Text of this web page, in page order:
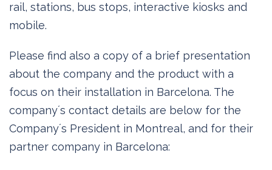
rail, stations, bus stops, interactive kiosks and
mobile.
Please find also a copy of a brief presentation
about the company and the product with a
focus on their installation in Barcelona. The
company´s contact details are below for the
Company´s President in Montreal, and for their
partner company in Barcelona: